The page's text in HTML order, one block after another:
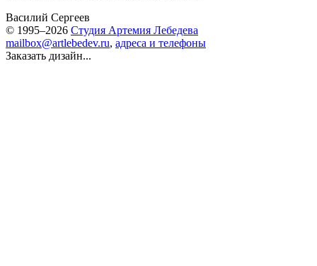
Василий Сергеев
© 1995–2026 Студия Артемия Лебедева
mailbox@artlebedev.ru, адреса и телефоны
Заказать дизайн...